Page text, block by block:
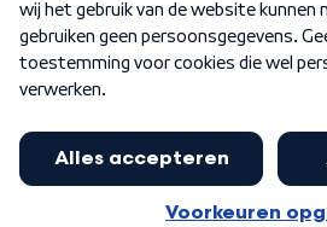
Word Lid